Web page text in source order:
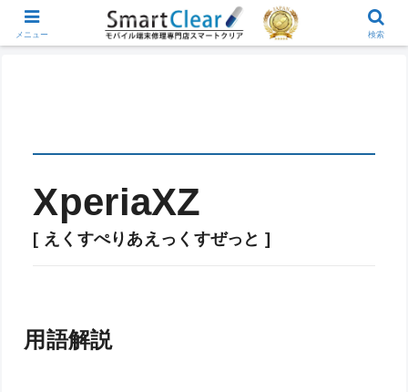
XperiaXZ
[ えくすぺりあえっくすぜっと ]
用語解説
メニュー 検索